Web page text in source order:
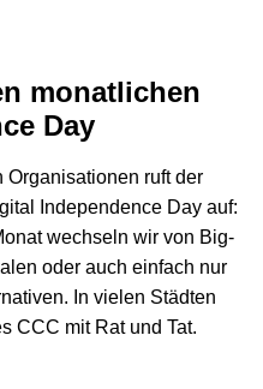
monatlichen
Day
ruft der
Independence Day auf:
wechseln wir von Big-
oder auch einfach nur
In vielen Städten
CCC mit Rat und Tat.